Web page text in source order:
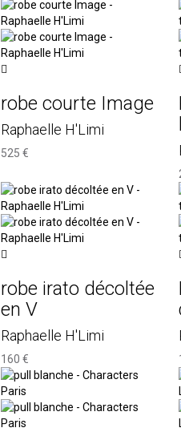
robe courte Image
Raphaelle H'Limi
525 €
robe irato décoltée
en V
Raphaelle H'Limi
160 €